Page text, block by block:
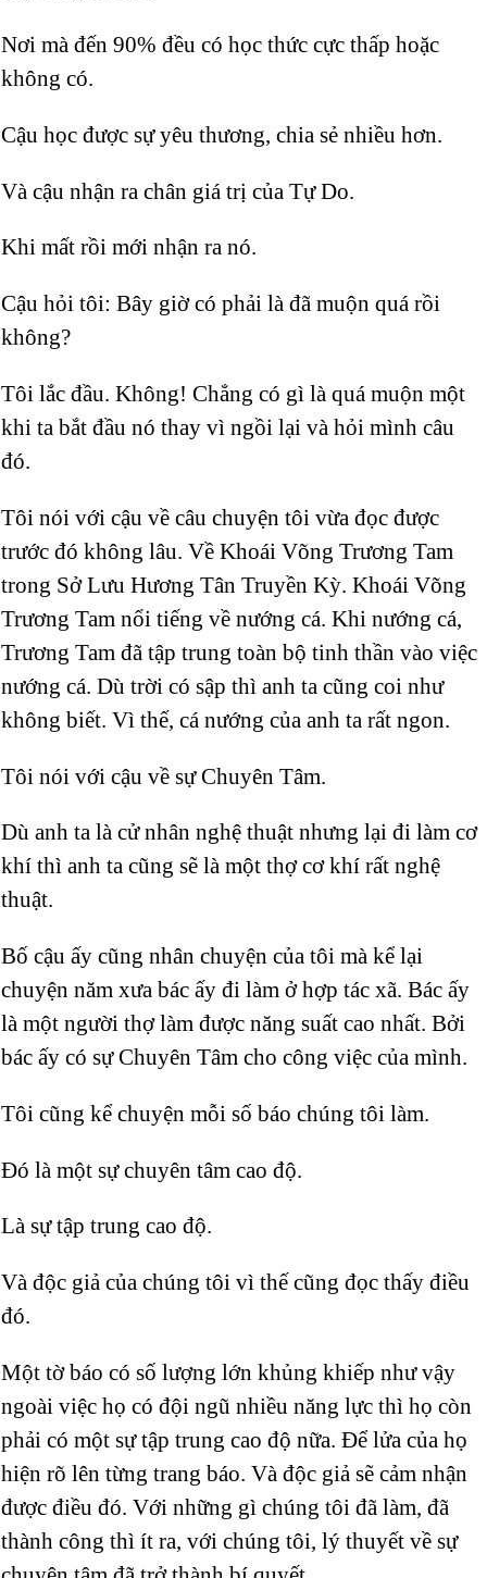
Nơi mà đến 90% đều có học thức cực thấp hoặc
không có.
Cậu học được sự yêu thương, chia sẻ nhiều hơn.
Và cậu nhận ra chân giá trị của Tự Do.
Khi mất rồi mới nhận ra nó.
Cậu hỏi tôi: Bây giờ có phải là đã muộn quá rồi
không?
Tôi lắc đầu. Không! Chẳng có gì là quá muộn một
khi ta bắt đầu nó thay vì ngồi lại và hỏi mình câu
đó.
Tôi nói với cậu về câu chuyện tôi vừa đọc được
trước đó không lâu. Về Khoái Võng Trương Tam
trong Sở Lưu Hương Tân Truyền Kỳ. Khoái Võng
Trương Tam nổi tiếng về nướng cá. Khi nướng cá,
Trương Tam đã tập trung toàn bộ tinh thần vào việc
nướng cá. Dù trời có sập thì anh ta cũng coi như
không biết. Vì thế, cá nướng của anh ta rất ngon.
Tôi nói với cậu về sự Chuyên Tâm.
Dù anh ta là cử nhân nghệ thuật nhưng lại đi làm cơ
khí thì anh ta cũng sẽ là một thợ cơ khí rất nghệ
thuật.
Bố cậu ấy cũng nhân chuyện của tôi mà kể lại
chuyện năm xưa bác ấy đi làm ở hợp tác xã. Bác ấy
là một người thợ làm được năng suất cao nhất. Bởi
bác ấy có sự Chuyên Tâm cho công việc của mình.
Tôi cũng kể chuyện mỗi số báo chúng tôi làm.
Đó là một sự chuyên tâm cao độ.
Là sự tập trung cao độ.
Và độc giả của chúng tôi vì thế cũng đọc thấy điều
đó.
Một tờ báo có số lượng lớn khủng khiếp như vậy
ngoài việc họ có đội ngũ nhiều năng lực thì họ còn
phải có một sự tập trung cao độ nữa. Để lửa của họ
hiện rõ lên từng trang báo. Và độc giả sẽ cảm nhận
được điều đó. Với những gì chúng tôi đã làm, đã
thành công thì ít ra, với chúng tôi, lý thuyết về sự